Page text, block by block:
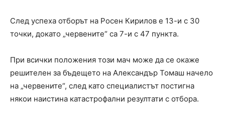
След успеха отборът на Росен Кирилов е 13-и с 30
точки, докато „червените“ са 7-и с 47 пункта.
При всички положения този мач може да се окаже
решителен за бъдещето на Александър Томаш начело
на „червените“, след като специалистът постигна
някои наистина катастрофални резултати с отбора.